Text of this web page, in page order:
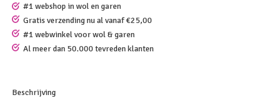
#1 webshop in wol en garen
Gratis verzending nu al vanaf €25,00
#1 webwinkel voor wol & garen
Al meer dan 50.000 tevreden klanten
Beschrijving